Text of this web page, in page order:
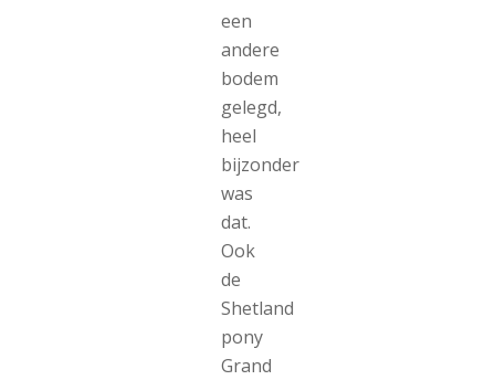
een
andere
bodem
gelegd,
heel
bijzonder
was
dat.
Ook
de
Shetland
pony
Grand